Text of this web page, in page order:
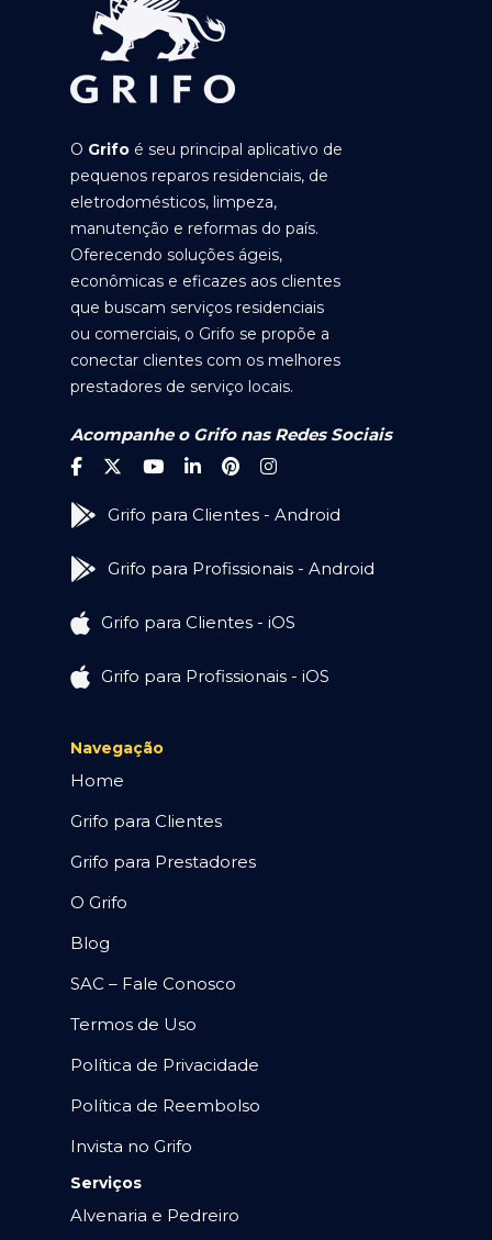
O Grifo é seu principal aplicativo de
pequenos reparos residenciais, de
eletrodomésticos, limpeza,
manutenção e reformas do país.
Oferecendo soluções ágeis,
econômicas e eficazes aos clientes
que buscam serviços residenciais
ou comerciais, o Grifo se propõe a
conectar clientes com os melhores
prestadores de serviço locais.
Acompanhe o Grifo nas Redes Sociais
Grifo para Clientes - Android
Grifo para Profissionais - Android
Grifo para Clientes - iOS
Grifo para Profissionais - iOS
Navegação
Home
Grifo para Clientes
Grifo para Prestadores
O Grifo
Blog
SAC – Fale Conosco
Termos de Uso
Política de Privacidade
Política de Reembolso
Invista no Grifo
Serviços
Alvenaria e Pedreiro